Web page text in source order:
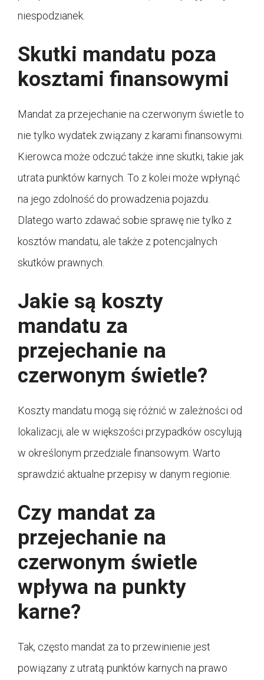
niespodzianek.
Skutki mandatu poza
kosztami finansowymi
Mandat za przejechanie na czerwonym świetle to
nie tylko wydatek związany z karami finansowymi.
Kierowca może odczuć także inne skutki, takie jak
utrata punktów karnych. To z kolei może wpłynąć
na jego zdolność do prowadzenia pojazdu.
Dlatego warto zdawać sobie sprawę nie tylko z
kosztów mandatu, ale także z potencjalnych
skutków prawnych.
Jakie są koszty
mandatu za
przejechanie na
czerwonym świetle?
Koszty mandatu mogą się różnić w zależności od
lokalizacji, ale w większości przypadków oscylują
w określonym przedziale finansowym. Warto
sprawdzić aktualne przepisy w danym regionie.
Czy mandat za
przejechanie na
czerwonym świetle
wpływa na punkty
karne?
Tak, często mandat za to przewinienie jest
powiązany z utratą punktów karnych na prawo